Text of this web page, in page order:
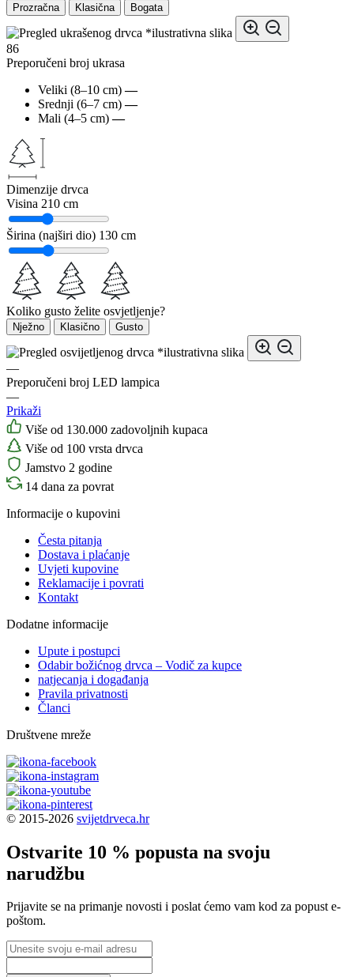
Prozračna Klasična Bogata
*ilustrativna slika
86
Preporučeni broj ukrasa
Veliki (8–10 cm) —
Srednji (6–7 cm) —
Mali (4–5 cm) —
Dimenzije drvca
Visina 210 cm
Širina (najširi dio) 130 cm
Koliko gusto želite osvjetljenje?
Nježno Klasično Gusto
*ilustrativna slika
—
Preporučeni broj LED lampica
—
Prikaži
Više od 130.000 zadovoljnih kupaca
Više od 100 vrsta drvca
Jamstvo 2 godine
14 dana za povrat
Informacije o kupovini
Česta pitanja
Dostava i plaćanje
Uvjeti kupovine
Reklamacije i povrati
Kontakt
Dodatne informacije
Upute i postupci
Odabir božićnog drvca – Vodič za kupce
natjecanja i događanja
Pravila privatnosti
Članci
Društvene mreže
© 2015-2026 svijetdrveca.hr
Ostvarite 10 % popusta na svoju
narudžbu
Prijavite se na primanje novosti i poslat ćemo vam kod za popust e-
poštom.